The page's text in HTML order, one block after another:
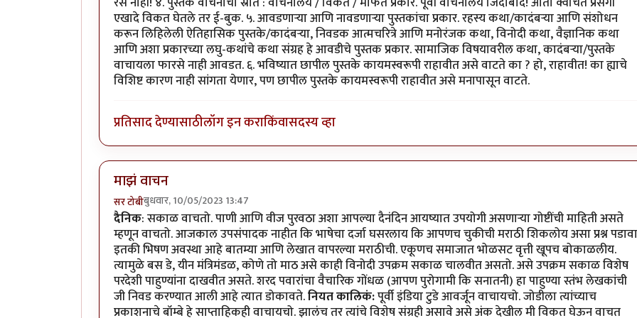
एखादे विकत घेतले तर ई-बुक. ५. आवडणाऱ्या आणि नावडणाऱ्या पुस्तकांचा प्रकार. रहस्य कथा/कादंबऱ्या आणि संशोधन
करून लिहिलेली ऐतिहासिक पुस्तके/कादंबऱ्या, निवडक आत्मचरित्रे आणि मनोरंजक कथा, विनोदी कथा, वैज्ञानिक कथा
आणि अशा प्रकारच्या लघु-कथांचे कथा संग्रह हे आवडीचे पुस्तक प्रकार. सामाजिक विषयावरील कथा, कादंबऱ्या/पुस्तके
वाचायला फारसे नाही आवडत. ६. भविष्यात छापील पुस्तके कायमस्वरूपी राहावीत असे वाटते का ? हो, राहावीत! का ह्याचे
विशिष्ट कारण नाही सांगता येणार, पण छापील पुस्तके कायमस्वरूपी राहावीत असे मनापासून वाटते.
प्रतिसाद देण्यासाठीलॉग इन कराकिंवासदस्य व्हा
माझं वाचन
सर टोबीबुधवार, 10/05/2023 13:47
दैनिक: सकाळ वाचतो. पाणी आणि वीज पुरवठा अशा आपल्या दैनंदिन आयष्यात उपयोगी असणाऱ्या गोष्टींची माहिती असते
म्हणून वाचतो. आजकाल उपसंपादक नाहीत कि भाषेचा दर्जा घसरलाय कि आपणच चुकीची मराठी शिकलोय असा प्रश्न पडावा
इतकी भिषण अवस्था आहे बातम्या आणि लेखात वापरल्या मराठीची. एकूणच समाजात भोळसट वृत्ती खूपच बोकाळलीय.
त्यामुळे बस डे, यीन मंत्रिमंडळ, कोणे तो माठ असे काही विनोदी उपक्रम सकाळ चालवीत असतो. असे उपक्रम सकाळ विशेष
परदेशी पाहुण्यांना दाखवीत असते. शरद पवारांचा वैचारिक गोंधळ (आपण पुरोगामी कि सनातनी) हा पाहुण्या स्तंभ लेखकांची
जी निवड करण्यात आली आहे त्यात डोकावते.नियत कालिकं:पूर्वी इंडिया टुडे आवर्जून वाचायचो. जोडीला त्यांच्याच
प्रकाशनाचे बॉम्बे हे साप्ताहिकही वाचायचो. झालंच तर त्यांचे विशेष संग्रही असावे असे अंक देखील मी विकत घेऊन वाचत